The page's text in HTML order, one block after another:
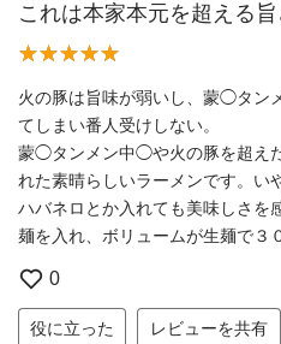
これは本家本元を超える旨
火の豚は旨味が弱いし、蒙◯タン
てしまい番人受けしない。
蒙◯タンメン中◯や火の豚を超え
れた素晴らしいラーメンです。い
ハバネロとか入れても美味しさを
麺を入れ、ボリュームが生麺で３
0
役に立った レビューを共有